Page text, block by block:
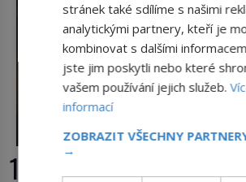
15 otázek o tajemné
stránek také sdílíme s našimi
analytickými partnery, kteří je
kombinovat s dalšími
jste jim poskytli nebo které
vašem používání jejich služeb.
informací
ZOBRAZIT VŠECHNY
→